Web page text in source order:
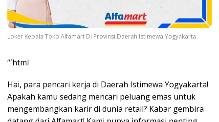
Loker Kepala Toko Alfamart Di Provinsi Daerah Istimewa Yogyakarta
“`html
Hai, para pencari kerja di Daerah Istimewa Yogyakarta!
Apakah kamu sedang mencari peluang emas untuk
mengembangkan karir di dunia retail? Kabar gembira